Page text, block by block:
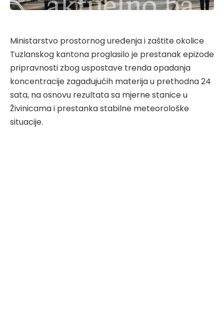
Ministarstvo prostornog uređenja i zaštite okolice
Tuzlanskog kantona proglasilo je prestanak epizode
pripravnosti zbog uspostave trenda opadanja
koncentracije zagađujućih materija u prethodna 24
sata, na osnovu rezultata sa mjerne stanice u
Živinicama i prestanka stabilne meteorološke
situacije.